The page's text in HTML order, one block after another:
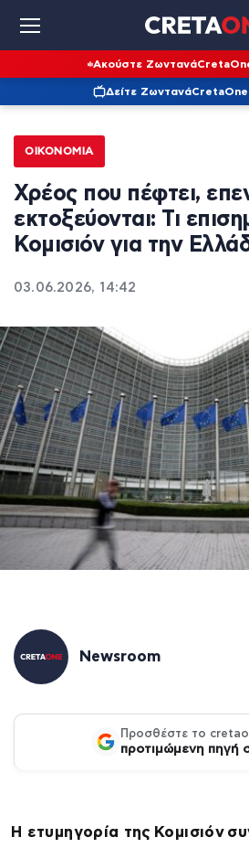
Ακούστε Ζωντανά
Δείτε ΖωντανάCretaOne
ΟΙΚΟΝΟΜΊΑ
Χρέος που πέφτει,
εκτοξεύονται: Τι
Κομισιόν για την
03.06.2026, 14:42
Newsroom
Προσθέστε το
προτιμώμενη πηγή
Η ετυμηγορία της Κομισιόν